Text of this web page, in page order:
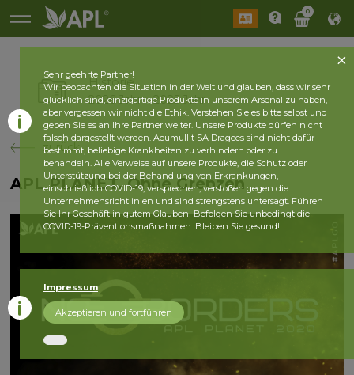
0
Historie
2026 Jahr 2025 Jahr
zurück
APL PLANET. Ohne Grenzen
Sehr geehrte Partner!
Wir beobachten die Situation in der Welt und glauben, dass wir sehr
glücklich sind, einzigartige Produkte in unserem Arsenal zu haben,
aber vergessen wir nicht die Ethik. Verstehen Sie es bitte selbst und
geben Sie es an Ihre Partner weiter. Unsere Produkte dürfen nicht
falsch dargestellt werden. Acumullit SA Dragees sind nicht dafür
bestimmt, beliebige Krankheiten zu verhindern oder zu
behandeln. Alle Verweise auf unsere Produkte, die Schutz oder
Unterstützung bei der Behandlung von Erkrankungen,
einschließlich COVID-19, versprechen, verstoßen gegen die
Unternehmensrichtlinien und sind strengstens untersagt. Führen
Sie Ihr Geschäft in gutem Glauben! Befolgen Sie unbedingt die
COVID-19-Präventionsmaßnahmen. Bleiben Sie gesund!
Impressum
Akzeptieren und fortführen